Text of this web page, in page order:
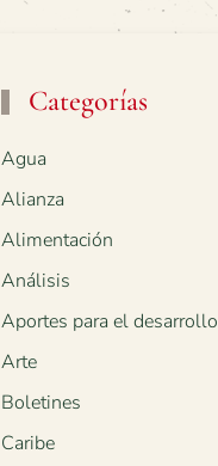
Categorías
Agua
Alianza
Alimentación
Análisis
Aportes para el desarrollo
Arte
Boletines
Caribe